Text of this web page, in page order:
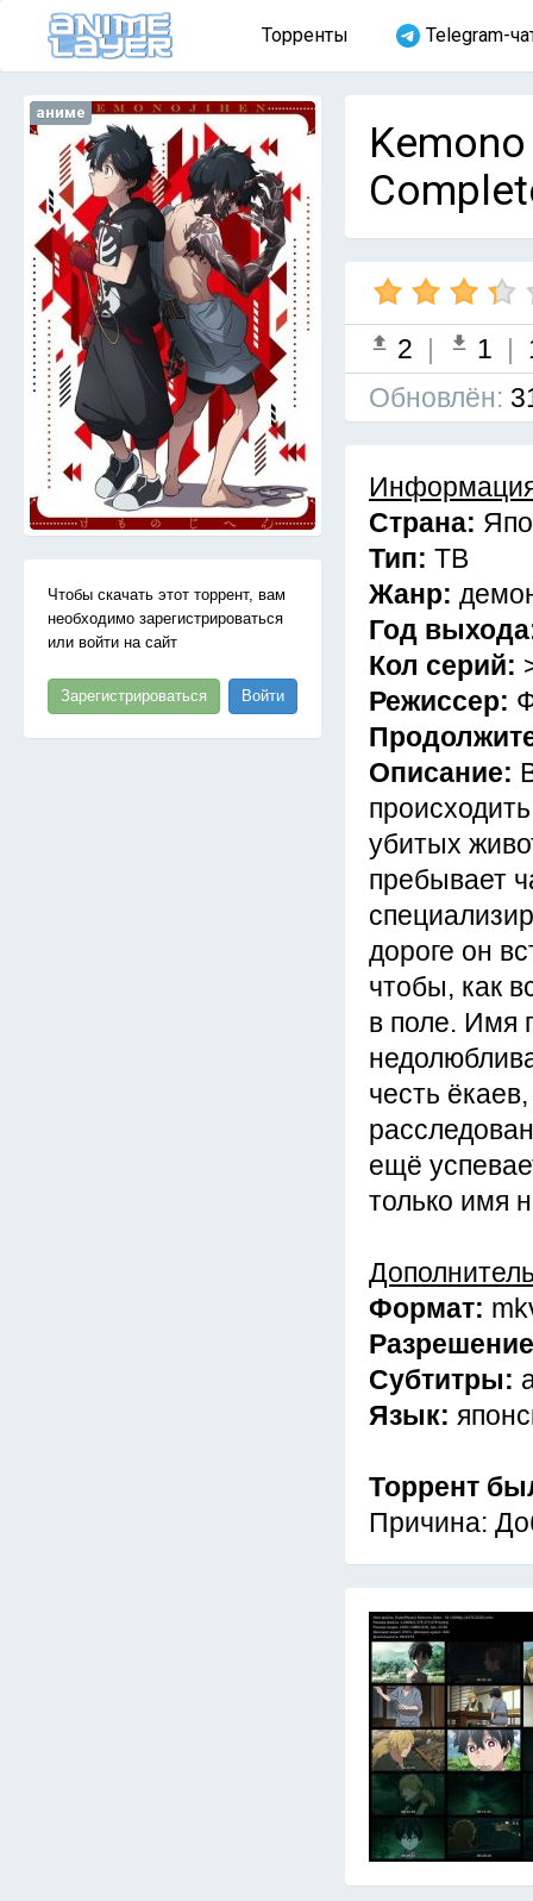
Торренты Telegram-
аниме
Чтобы скачать этот торрент, вам
необходимо зарегистрироваться
или войти на сайт
Зарегистрироваться Войти
2 | 1 |
Обновлён:
Страна:
Тип: ТВ
Жанр:
Год
Кол серий:
Режиссер:
Описание:
убитых
пребывает
дороге он
чтобы, как
в поле. Имя
честь
ещё
только имя
Формат:
Субтитры:
Язык:
Торрент
Причина: